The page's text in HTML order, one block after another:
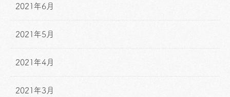
2021年6月
2021年5月
2021年4月
2021年3月